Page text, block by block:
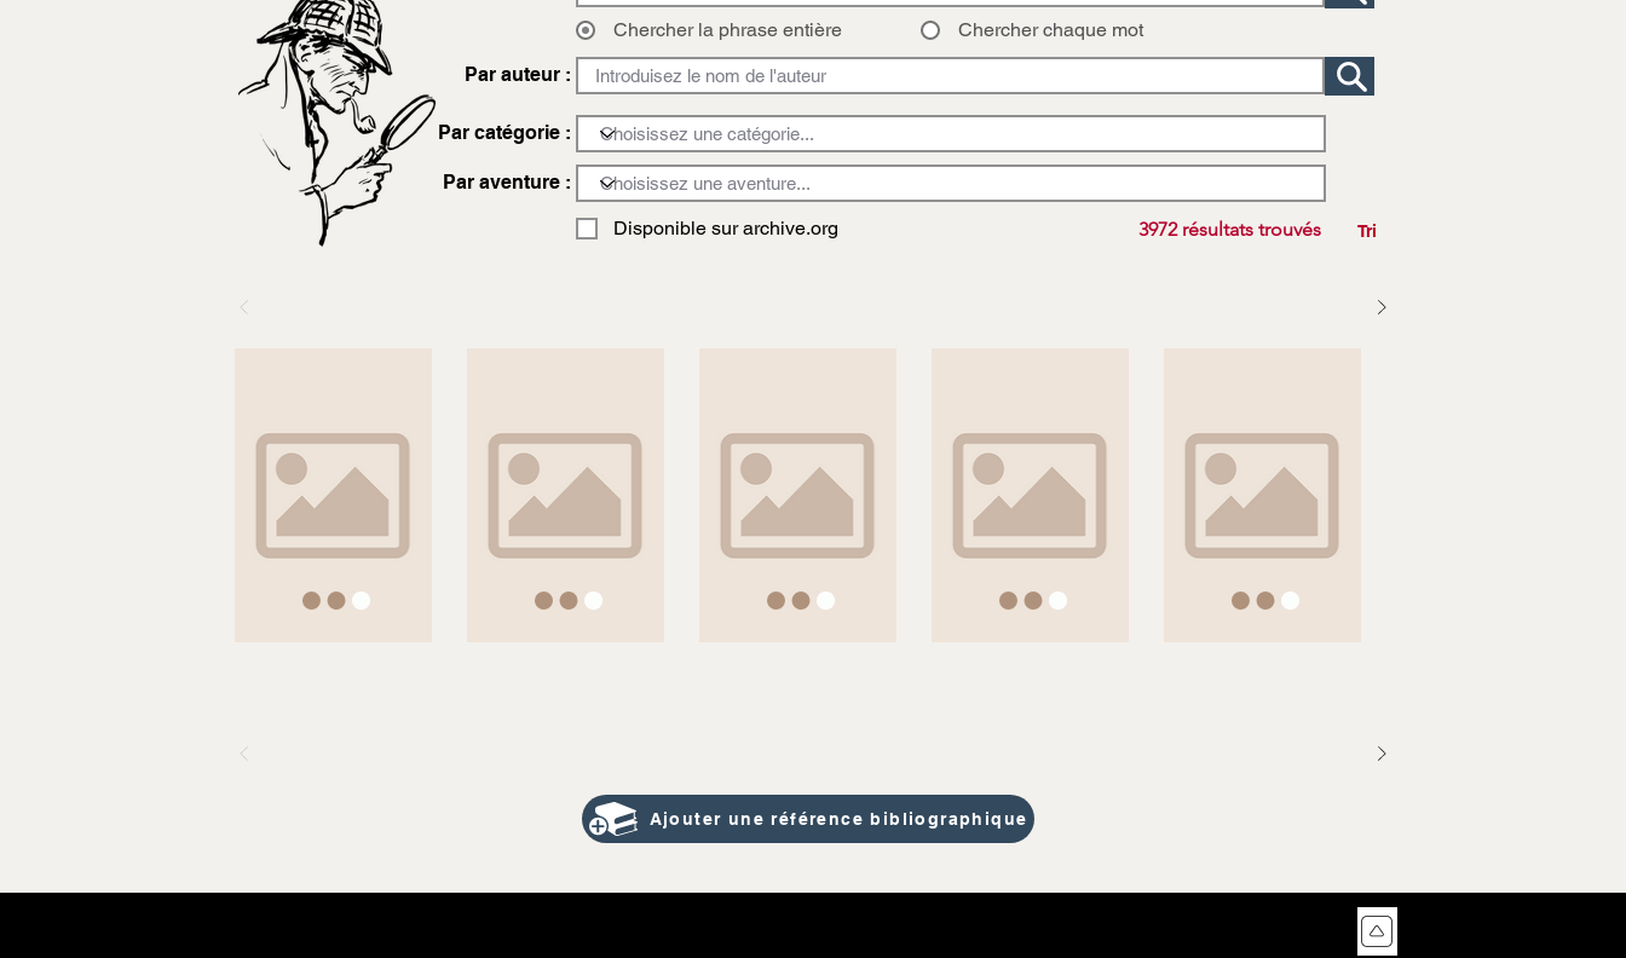
Par auteur :
Par catégorie :
Par aventure :
Chercher la phrase entière Chercher chaque mot
Disponible sur archive.org 3972 résultats trouvés Tri
Ajouter une référence bibliographique